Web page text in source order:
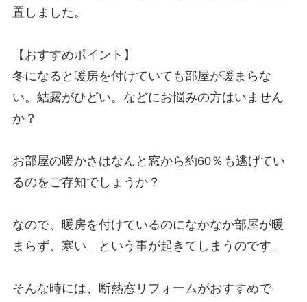
置しました。
【おすすめポイント】
冬になると暖房を付けていても部屋が暖まらな
い。結露がひどい。などにお悩みの方はいません
か？
お部屋の暖かさはなんと窓から約60％も逃げてい
るのをご存知でしょうか？
なので、暖房を付けているのになかなか部屋が暖
まらず、寒い。という事が起きてしまうのです。
そんな時には、断熱窓リフォームがおすすめで